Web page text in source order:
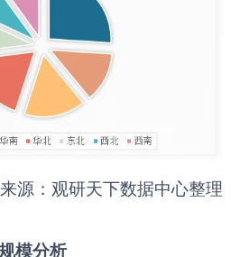
源：观研天下数据中心整理
模分析